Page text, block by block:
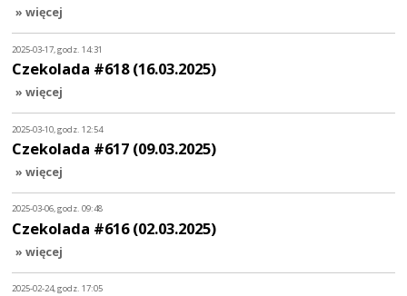
» więcej
2025-03-17, godz. 14:31
Czekolada #618 (16.03.2025)
» więcej
2025-03-10, godz. 12:54
Czekolada #617 (09.03.2025)
» więcej
2025-03-06, godz. 09:48
Czekolada #616 (02.03.2025)
» więcej
2025-02-24, godz. 17:05